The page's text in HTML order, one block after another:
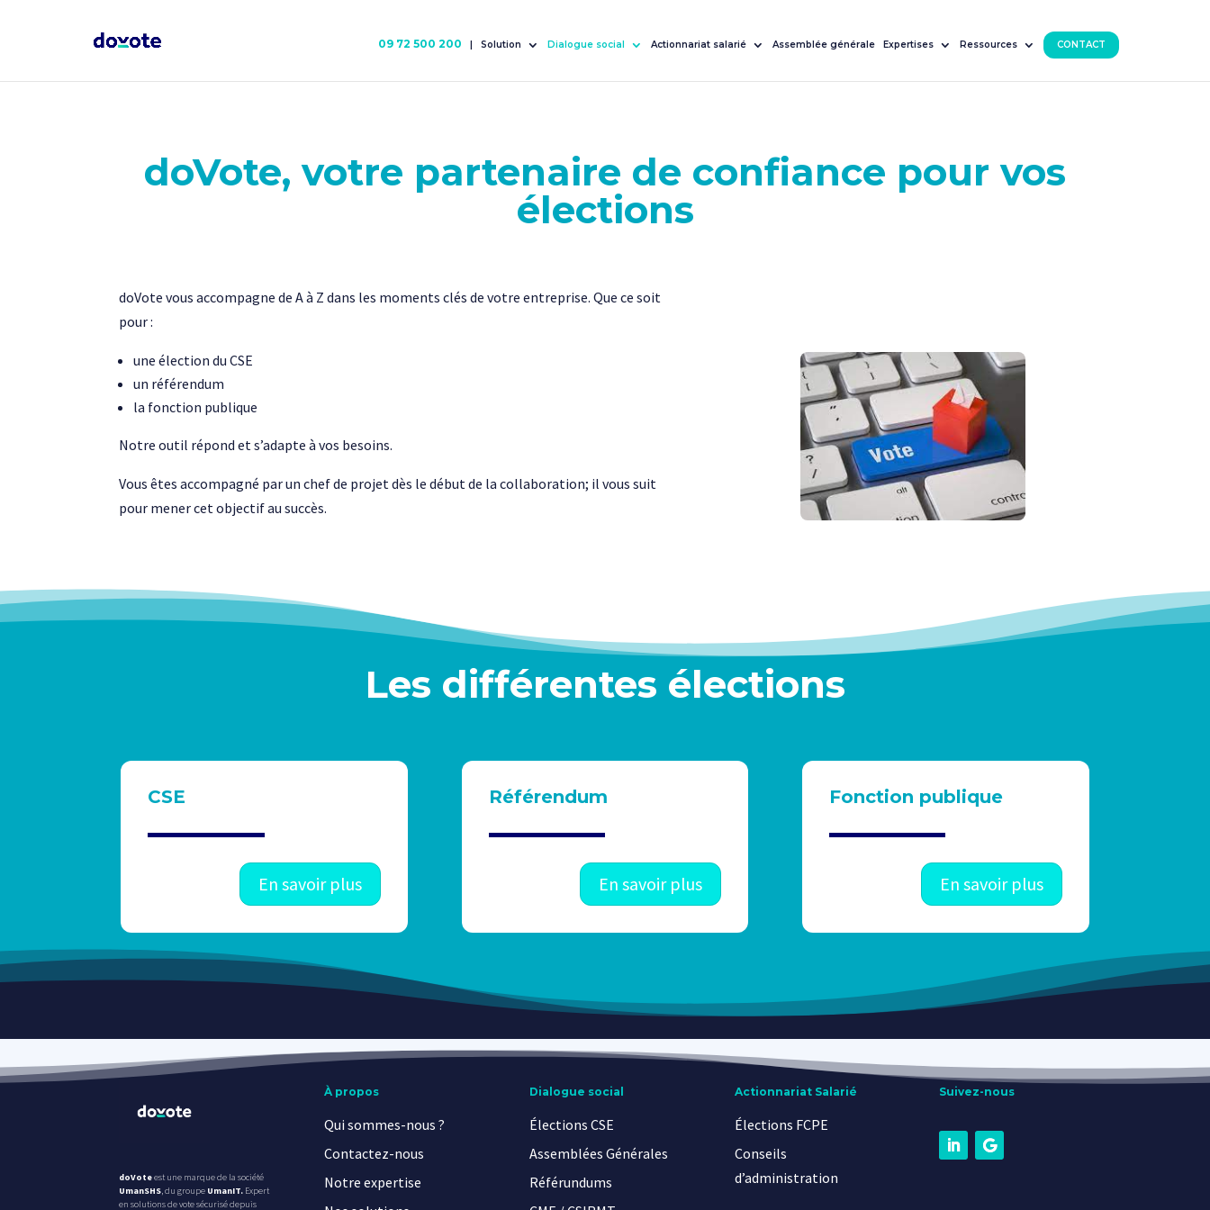
09 72 500 200 | Solution Dialogue social Actionnariat salarié Assemblée générale Expertises Ressources CONTACT
doVote, votre partenaire de confiance pour vos
élections
doVote vous accompagne de A à Z dans les moments clés de votre entreprise. Que ce soit
pour :
une élection du CSE
un référendum
la fonction publique
Notre outil répond et s’adapte à vos besoins.
Vous êtes accompagné par un chef de projet dès le début de la collaboration; il vous suit
pour mener cet objectif au succès.
Les différentes élections
CSE
En savoir plus
Référendum
En savoir plus
Fonction publique
En savoir plus
doVoteest une marque de la société
UmanSHS, du groupe UmanIT. Expert
en solutions de vote sécurisé depuis
À propos
Qui sommes-nous ?
Contactez-nous
Notre expertise
Dialogue social
Élections CSE
Assemblées Générales
Référundums
Actionnariat Salarié
Élections FCPE
Conseils
d’administration
Suivez-nous